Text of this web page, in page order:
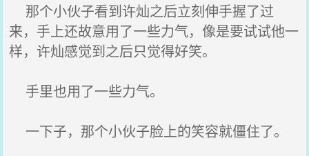
那个小伙子看到许灿之后立刻伸手握了过
来，手上还故意用了一些力气，像是要试试他一
样，许灿感觉到之后只觉得好笑。
手里也用了一些力气。
一下子，那个小伙子脸上的笑容就僵住了。